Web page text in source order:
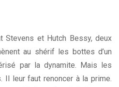
Stevens et Hutch Bessy, deux
au shérif les bottes d’un
par la dynamite. Mais les
Il leur faut renoncer à la prime.